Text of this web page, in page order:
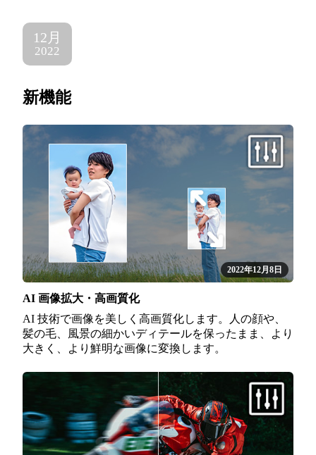
12月
2022
新機能
2022年12月8日
AI 画像拡大・高画質化
AI 技術で画像を美しく高画質化します。人の顔や、
髪の毛、風景の細かいディテールを保ったまま、より
大きく、より鮮明な画像に変換します。